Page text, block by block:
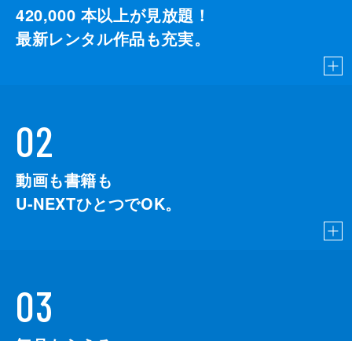
420,000 本以上が見放題！
最新レンタル作品も充実。
02
動画も書籍も
U-NEXTひとつでOK。
03